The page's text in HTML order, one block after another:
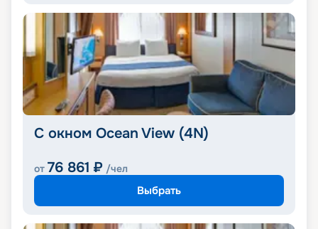
С окном Ocean View (4N)
от 76 861 ₽ /чел
Выбрать